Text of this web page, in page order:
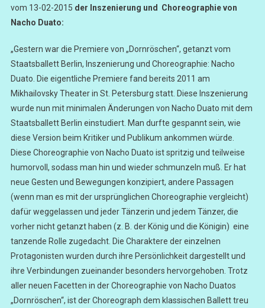
vom 13-02-2015 der Inszenierung und Choreographie von
Nacho Duato:
„Gestern war die Premiere von „Dornröschen“, getanzt vom
Staatsballett Berlin, Inszenierung und Choreographie: Nacho
Duato. Die eigentliche Premiere fand bereits 2011 am
Mikhailovsky Theater in St. Petersburg statt. Diese Inszenierung
wurde nun mit minimalen Änderungen von Nacho Duato mit dem
Staatsballett Berlin einstudiert. Man durfte gespannt sein, wie
diese Version beim Kritiker und Publikum ankommen würde.
Diese Choreographie von Nacho Duato ist spritzig und teilweise
humorvoll, sodass man hin und wieder schmunzeln muß. Er hat
neue Gesten und Bewegungen konzipiert, andere Passagen
(wenn man es mit der ursprünglichen Choreographie vergleicht)
dafür weggelassen und jeder Tänzerin und jedem Tänzer, die
vorher nicht getanzt haben (z. B. der König und die Königin) eine
tanzende Rolle zugedacht. Die Charaktere der einzelnen
Protagonisten wurden durch ihre Persönlichkeit dargestellt und
ihre Verbindungen zueinander besonders hervorgehoben. Trotz
aller neuen Facetten in der Choreographie von Nacho Duatos
„Dornröschen“, ist der Choreograph dem klassischen Ballett treu